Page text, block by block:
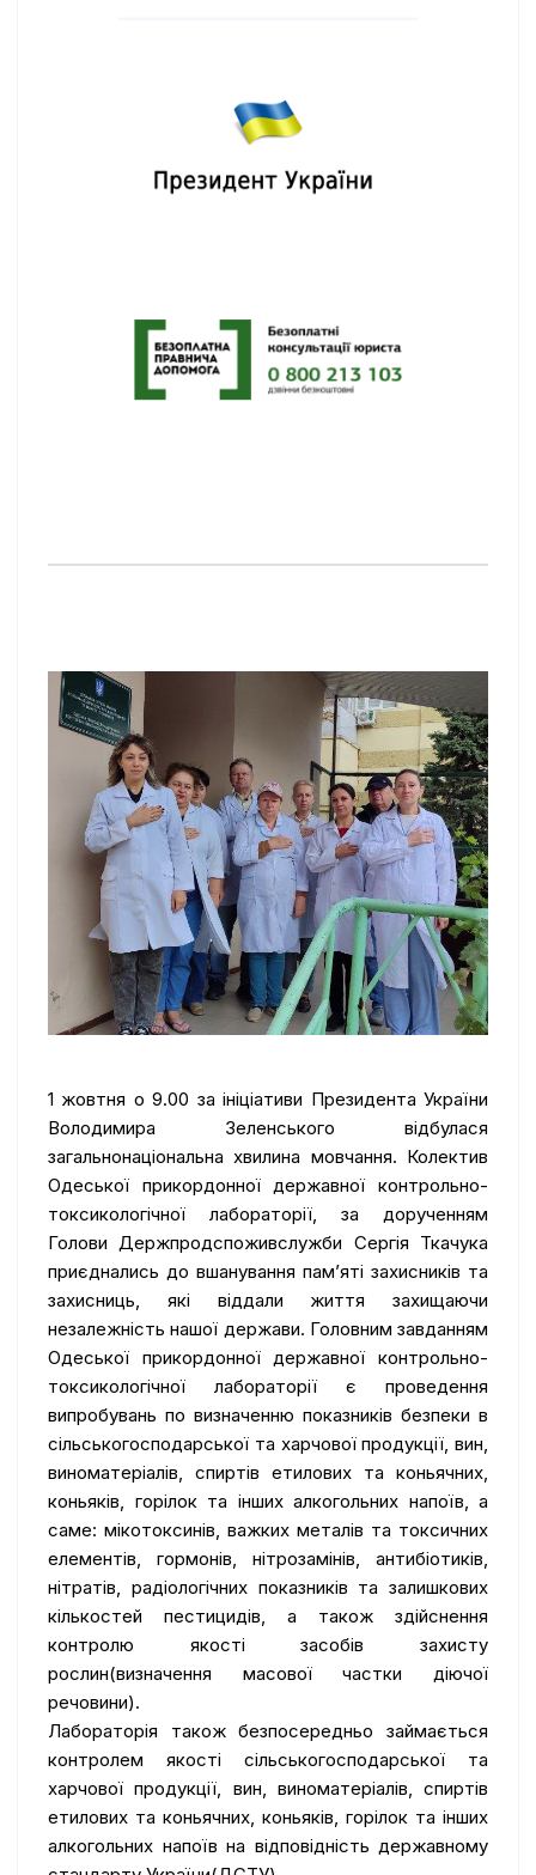
1 жовтня о 9.00 за ініціативи Президента України
Володимира Зеленського відбулася
загальнонаціональна хвилина мовчання. Колектив
Одеської прикордонної державної контрольно-
токсикологічної лабораторії, за дорученням
Голови Держпродспоживслужби Сергія Ткачука
приєднались до вшанування пам’яті захисників та
захисниць, які віддали життя захищаючи
незалежність нашої держави. Головним завданням
Одеської прикордонної державної контрольно-
токсикологічної лабораторії є проведення
випробувань по визначенню показників безпеки в
сільськогосподарської та харчової продукції, вин,
виноматеріалів, спиртів етилових та коньячних,
коньяків, горілок та інших алкогольних напоїв, а
саме: мікотоксинів, важких металів та токсичних
елементів, гормонів, нітрозамінів, антибіотиків,
нітратів, радіологічних показників та залишкових
кількостей пестицидів, а також здійснення
контролю якості засобів захисту
рослин(визначення масової частки діючої
речовини).
Лабораторія також безпосередньо займається
контролем якості сільськогосподарської та
харчової продукції, вин, виноматеріалів, спиртів
етилових та коньячних, коньяків, горілок та інших
алкогольних напоїв на відповідність державному